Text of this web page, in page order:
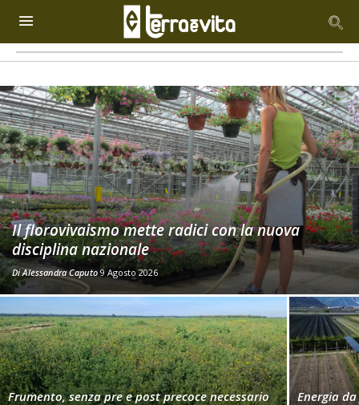
Il florovivaismo mette radici con la nuova
disciplina nazionale
DiAlessandra Caputo 9 Agosto 2026
Frumento, senza pre e post precoce necessario
Energia